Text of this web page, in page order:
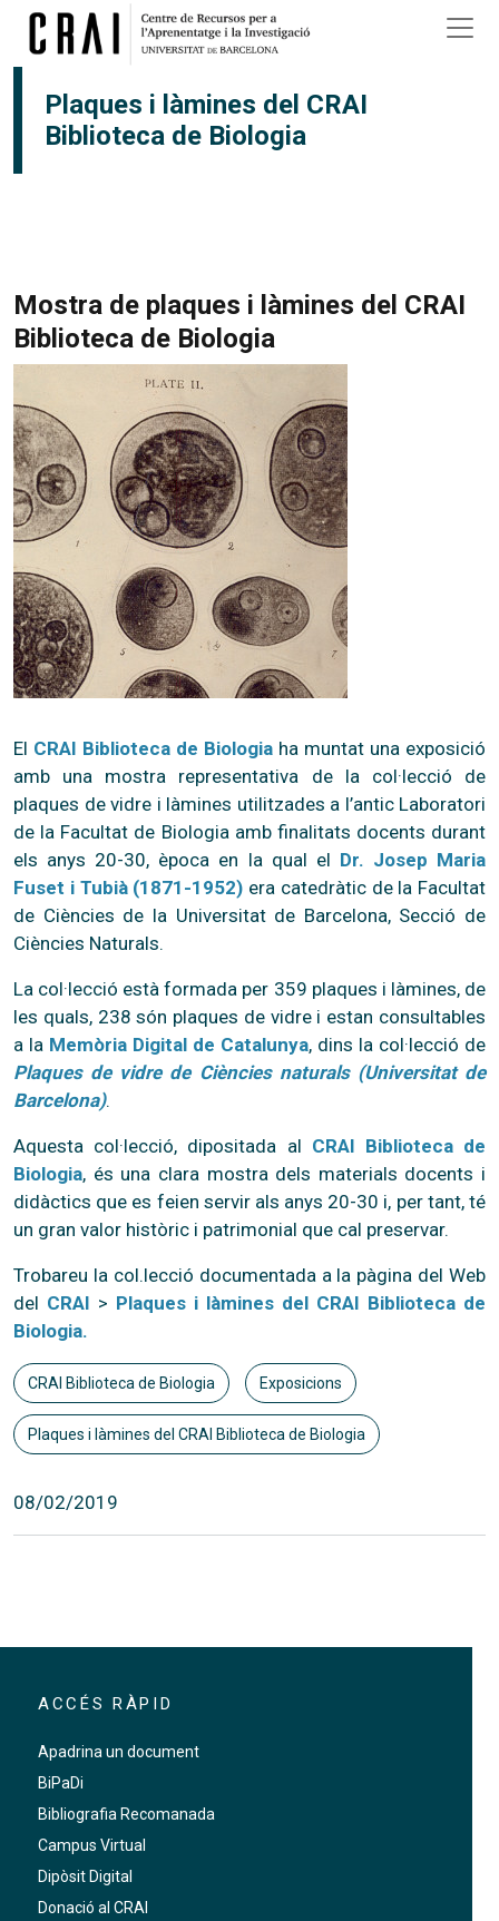
Vés al contingut
Plaques i làmines del CRAI
Biblioteca de Biologia
Mostra de plaques i làmines del CRAI
Biblioteca de Biologia
El CRAI Biblioteca de Biologia ha muntat una exposició
amb una mostra representativa de la col·lecció de
plaques de vidre i làmines utilitzades a l’antic Laboratori
de la Facultat de Biologia amb finalitats docents durant
els anys 20-30, època en la qual el Dr. Josep Maria
Fuset i Tubià (1871-1952) era catedràtic de la Facultat
de Ciències de la Universitat de Barcelona, Secció de
Ciències Naturals.
La col·lecció està formada per 359 plaques i làmines, de
les quals, 238 són plaques de vidre i estan consultables
a la Memòria Digital de Catalunya, dins la col·lecció de
Plaques de vidre de Ciències naturals (Universitat de
Barcelona).
Aquesta col·lecció, dipositada al CRAI Biblioteca de
Biologia, és una clara mostra dels materials docents i
didàctics que es feien servir als anys 20-30 i, per tant, té
un gran valor històric i patrimonial que cal preservar.
Trobareu la col.lecció documentada a la pàgina del Web
del CRAI > Plaques i làmines del CRAI Biblioteca de
Biologia.
CRAI Biblioteca de Biologia Exposicions
Plaques i làmines del CRAI Biblioteca de Biologia
08/02/2019
ACCÉS RÀPID
Apadrina un document
BiPaDi
Bibliografia Recomanada
Campus Virtual
Dipòsit Digital
Donació al CRAI